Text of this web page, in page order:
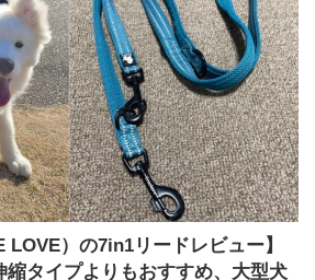
LOVE）の7in1リードレビュー】
縮タイプよりもおすすめ、大型犬